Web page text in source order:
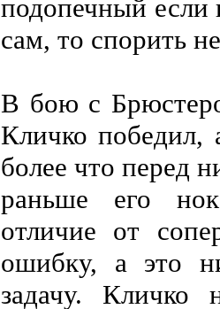
подопечный если
сам, то спорить
В бою с
Кличко победил,
более что перед
раньше его
отличие от
ошибку, а это
задачу. Кличко